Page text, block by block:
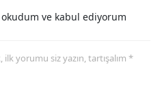
okudum ve kabul ediyorum
yorumu siz yazın, tartışalım *